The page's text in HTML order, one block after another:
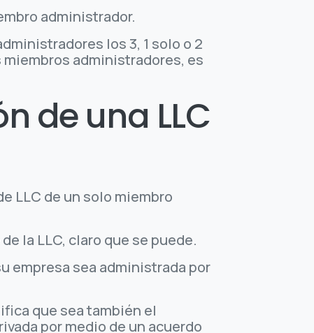
administrador.
los 3, 1 solo o 2
administradores, es
de una LLC
LLC de un solo miembro
la LLC, claro que se puede.
empresa sea administrada por
que sea también el
por medio de un acuerdo